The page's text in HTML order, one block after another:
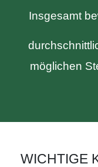
Insgesamt
möglichen
WICHTIGE